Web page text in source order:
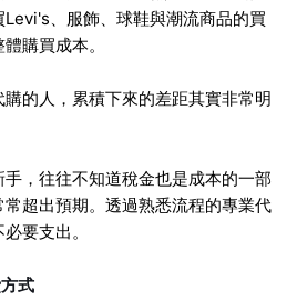
、服飾、球鞋與潮流商品的買
購買成本。
的人，累積下來的差距其實非常明
，往往不知道稅金也是成本的一部
超出預期。透過熟悉流程的專業代
要支出。
式